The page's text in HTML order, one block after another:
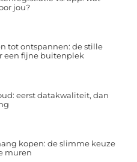
jou?
tot ontspannen: de stille
een fijne buitenplek
eerst datakwaliteit, dan
kopen: de slimme keuze
muren